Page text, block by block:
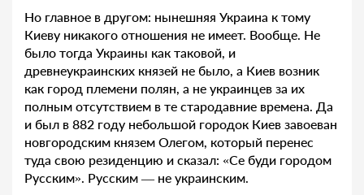
Но главное в другом: нынешняя Украина к тому
Киеву никакого отношения не имеет. Вообще. Не
было тогда Украины как таковой, и
древнеукраинских князей не было, а Киев возник
как город племени полян, а не украинцев за их
полным отсутствием в те стародавние времена. Да
и был в 882 году небольшой городок Киев завоеван
новгородским князем Олегом, который перенес
туда свою резиденцию и сказал: «Се буди городом
Русским». Русским — не украинским.